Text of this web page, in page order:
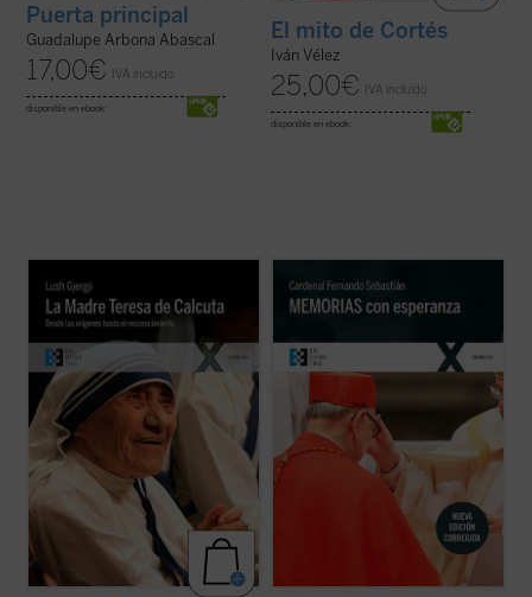
Puerta principal
Guadalupe Arbona Abascal
17,00€ IVA incluido
disponible en ebook:
El mito de Cortés
Iván Vélez
25,00€ IVA incluido
disponible en ebook:
Lush Gjergji cuando la santa todavía estaba
en vida, es una de las biografías de
referencia sobre la Madre Teresa de
Calcuta. Partiendo de múltiples testimonios
directos y de varias conversaciones ... (ver
ficha)
años pasados tenemos la obligación de
ayudar a los más jóvenes a conocer la
demasiadas tensiones, demasiados
rechazos, ...(ver ficha)